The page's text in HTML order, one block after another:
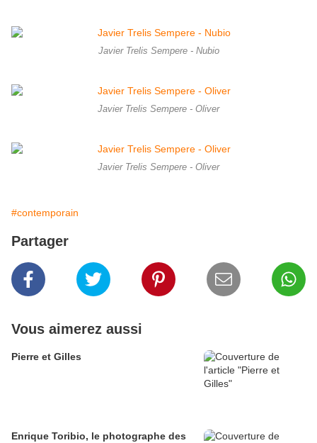
Javier Trelis Sempere - Nubio
Javier Trelis Sempere - Oliver
Javier Trelis Sempere - Oliver
#contemporain
Partager
Vous aimerez aussi
Pierre et Gilles
Enrique Toribio, le photographe des